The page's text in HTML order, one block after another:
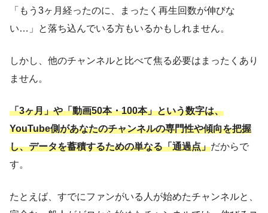
「もう3ヶ月経ったのに、まったく再生回数が伸びな
い…」と落ち込んでいる方もいるかもしれません。
しかし、他のチャンネルと比べて焦る必要はまったくあり
ません。
「3ヶ月」や「動画50本・100本」という数字は、
YouTube側があなたのチャンネルの専門性や傾向を把握
し、データを蓄積するための単なる「通過点」だからで
す。
たとえば、すでにファンがいる人が始めたチャンネルと、